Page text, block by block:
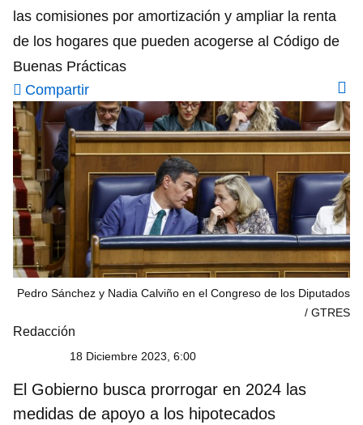
las comisiones por amortización y ampliar la renta
de los hogares que pueden acogerse al Código de
Buenas Prácticas
Compartir
Pedro Sánchez y Nadia Calviño en el Congreso de los Diputados
GTRES
Redacción
18 Diciembre 2023, 6:00
El Gobierno busca prorrogar en 2024 las
medidas de apoyo a los hipotecados